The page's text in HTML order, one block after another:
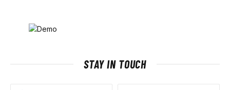
STAY IN TOUCH